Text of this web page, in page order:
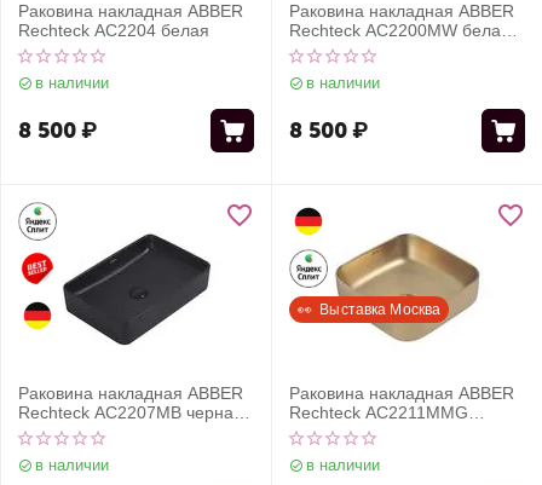
Раковина накладная ABBER
Rechteck AC2204 белая
в наличии
8 500₽
Раковина накладная ABBER
Rechteck AC2200MW белая
матовая
в наличии
8 500₽
Раковина накладная ABBER
Rechteck AC2207MB черная
матовая
в наличии
👀  Выставка Москва
Раковина накладная ABBER
Rechteck AC2211MMG
золото матовое
в наличии